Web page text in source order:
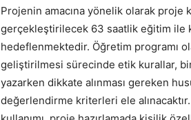
Projenin amacına yönelik olarak proje
gerçekleştirilecek 63 saatlik eğitim ile
hedeflenmektedir. Öğretim programı
geliştirilmesi sürecinde etik kurallar,
yazarken dikkate alınması gereken
değerlendirme kriterleri ele alınacaktır.